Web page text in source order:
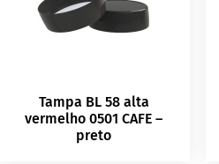
Tampa BL 58 alta
vermelho 0501 CAFE –
preto